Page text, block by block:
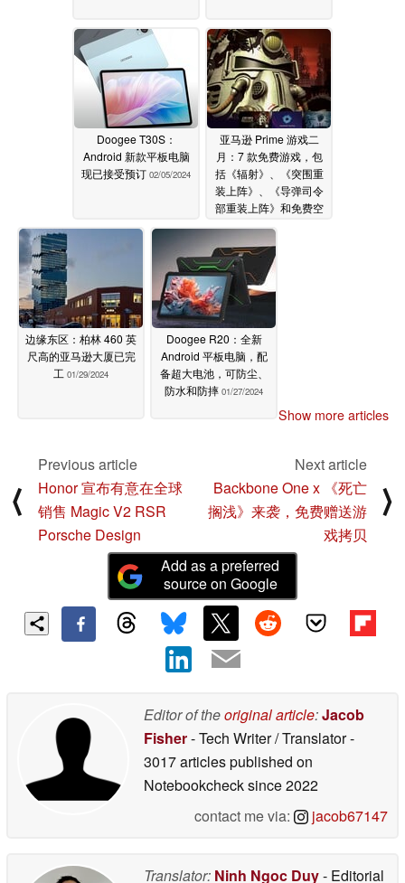
Doogee T30S：
Android 新款平板电脑
现已接受预订 02/05/2024
亚马逊 Prime 游戏二
月：7 款免费游戏，包
括《辐射》、《突围重
装上阵》、《导弹司令
部重装上阵》和免费空
投02/03/2024
边缘东区：柏林 460 英
尺高的亚马逊大厦已完
工 01/29/2024
Doogee R20：全新
Android 平板电脑，配
备超大电池，可防尘、
防水和防摔 01/27/2024
Show more articles
⟨
Previous article
Honor 宣布有意在全球
销售 Magic V2 RSR
Porsche Design
Next article
Backbone One x 《死亡
搁浅》来袭，免费赠送游
戏拷贝
⟩
Add as a preferred
source on Google
Editor of theoriginal article:Jacob
Fisher- Tech Writer / Translator-
3017 articles published on
Notebookchecksince 2022
contact me via:
jacob67147
Translator: Ninh Ngoc Duy- Editorial